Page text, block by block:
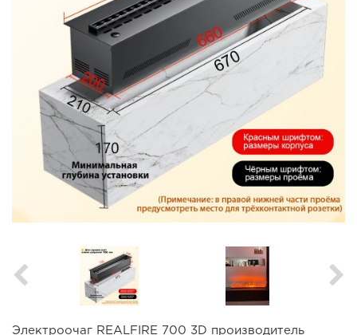
Электроочаг REALFIRE 700 3D производитель